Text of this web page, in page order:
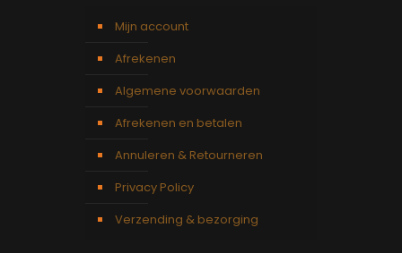
Mijn account
Afrekenen
Algemene voorwaarden
Afrekenen en betalen
Annuleren & Retourneren
Privacy Policy
Verzending & bezorging